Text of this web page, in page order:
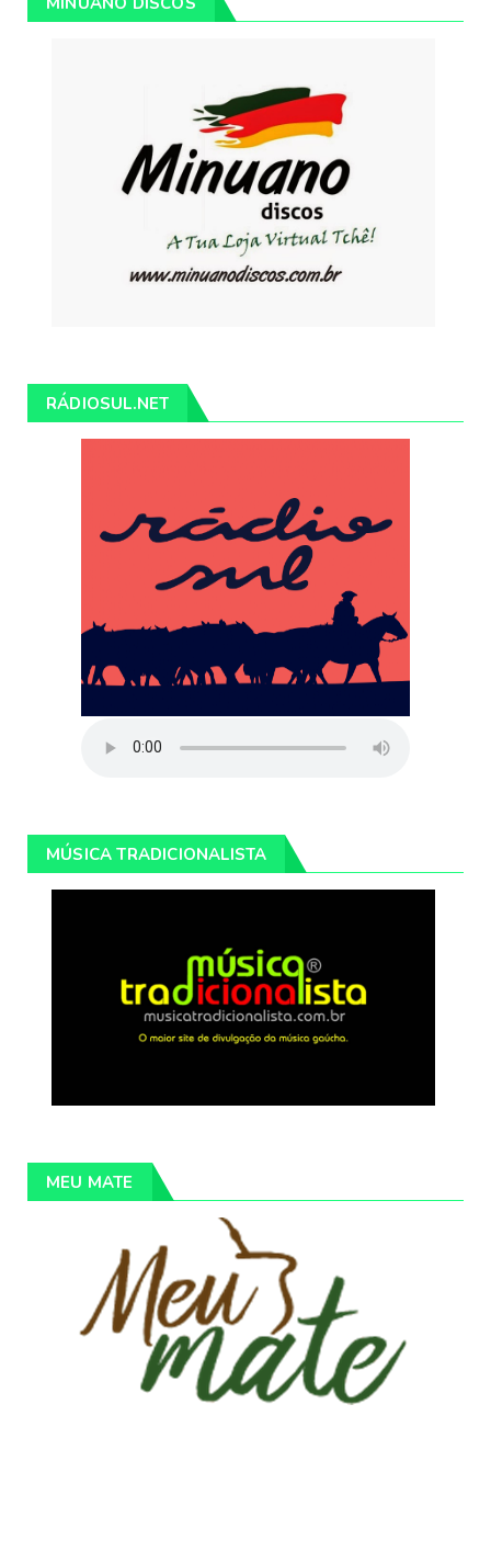
RÁDIOSUL.NET
MÚSICA TRADICIONALISTA
MEU MATE